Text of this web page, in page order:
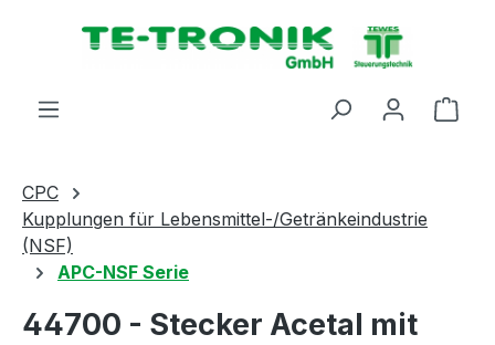
springen
CPC
Kupplungen für Lebensmittel-/Getränkeindustrie
(NSF)
APC-NSF Serie
44700 - Stecker Acetal mit